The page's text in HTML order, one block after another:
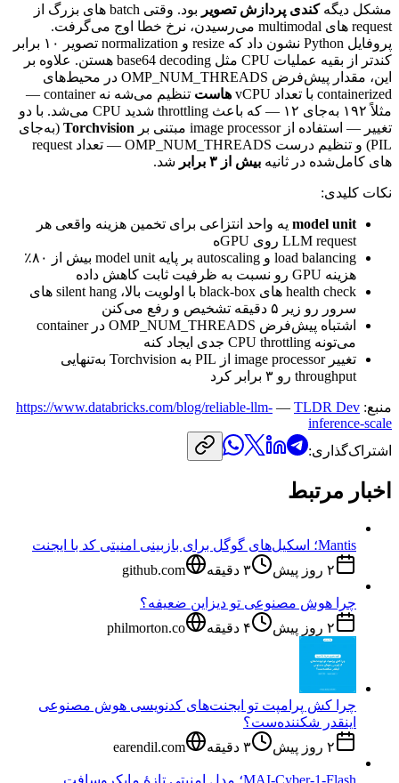
مشکل دیگه کندی پردازش تصویر بود. وقتی batch های بزرگ از
request های multimodal می‌رسیدن، نرخ خطا اوج می‌گرفت.
پروفایل Python نشون داد که resize و normalization تصویر ۱۰ برابر
کندتر
از بقیه عملیات CPU مثل base64 decoding هستن. علاوه بر
این، مقدار پیش‌فرض OMP_NUM_THREADS در محیط‌های
containerized با تعداد vCPU هاست تنظیم می‌شه نه container
—
مثلاً ۱۹۲ به‌جای ۱۲ — که باعث throttling شدید CPU می‌شد. با دو
تغییر — استفاده از image processor مبتنی بر Torchvision (به‌جای
PIL
) و تنظیم درست OMP_NUM_THREADS
— تعداد request
های کامل‌شده در ثانیه بیش از ۳ برابر شد.
نکات کلیدی:
model unit یه واحد انتزاعی برای تخمین هزینه واقعی هر
LLM request روی GPU‌ه
load balancing و autoscaling بر پایه model unit بیش از
۸۰٪
هزینه GPU رو نسبت به ظرفیت ثابت کاهش داده
health check های black-box با اولویت بالا، silent hang های
سرور رو زیر ۵ دقیقه تشخیص و رفع می‌کنن
اشتباه پیش‌فرض OMP_NUM_THREADS در container
می‌تونه CPU throttling جدی ایجاد کنه
تغییر image processor از PIL به Torchvision به‌تنهایی
throughput رو ۳ برابر کرد
منبع: TLDR Dev
—
https://www.databricks.com/blog/reliable-llm-
inference-scale
اشتراک‌گذاری:
اخبار مرتبط
Mantis؛ اسکیل‌های گوگل برای بازبینی امنیتی کد با ایجنت
۲ روز پیش
۳ دقیقه github.com
چرا هوش مصنوعی تو دیزاین ضعیفه؟
۲ روز پیش
۴ دقیقه philmorton.co
چرا کش پرامپت تو ایجنت‌های کدنویسی هوش مصنوعی
اینقدر شکننده‌ست؟
۲ روز پیش
۳ دقیقه earendil.com